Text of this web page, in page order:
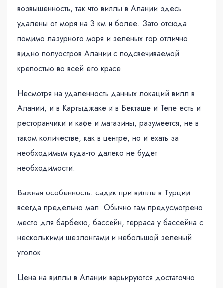
возвышенность, так что виллы в Алании здесь
удалены от моря на 3 км и более. Зато отсюда
помимо лазурного моря и зеленых гор отлично
видно полуостров Алании с подсвечиваемой
крепостью во всей его красе.
Несмотря на удаленность данных локаций вилл в
Алании, и в Каргыджаке и в Бекташе и Тепе есть и
ресторанчики и кафе и магазины, разумеется, не в
таком количестве, как в центре, но и ехать за
необходимым куда-то далеко не будет
необходимости.
Важная особенность: садик при вилле в Турции
всегда предельно мал. Обычно там предусмотрено
место для барбекю, бассейн, терраса у бассейна с
несколькими шезлонгами и небольшой зеленый
уголок.
Цена на виллы в Алании варьируются достаточно